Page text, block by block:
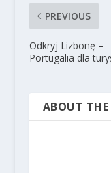
PREVIOUS
Odkryj Lizbonę –
Portugalia dla
ABOUT